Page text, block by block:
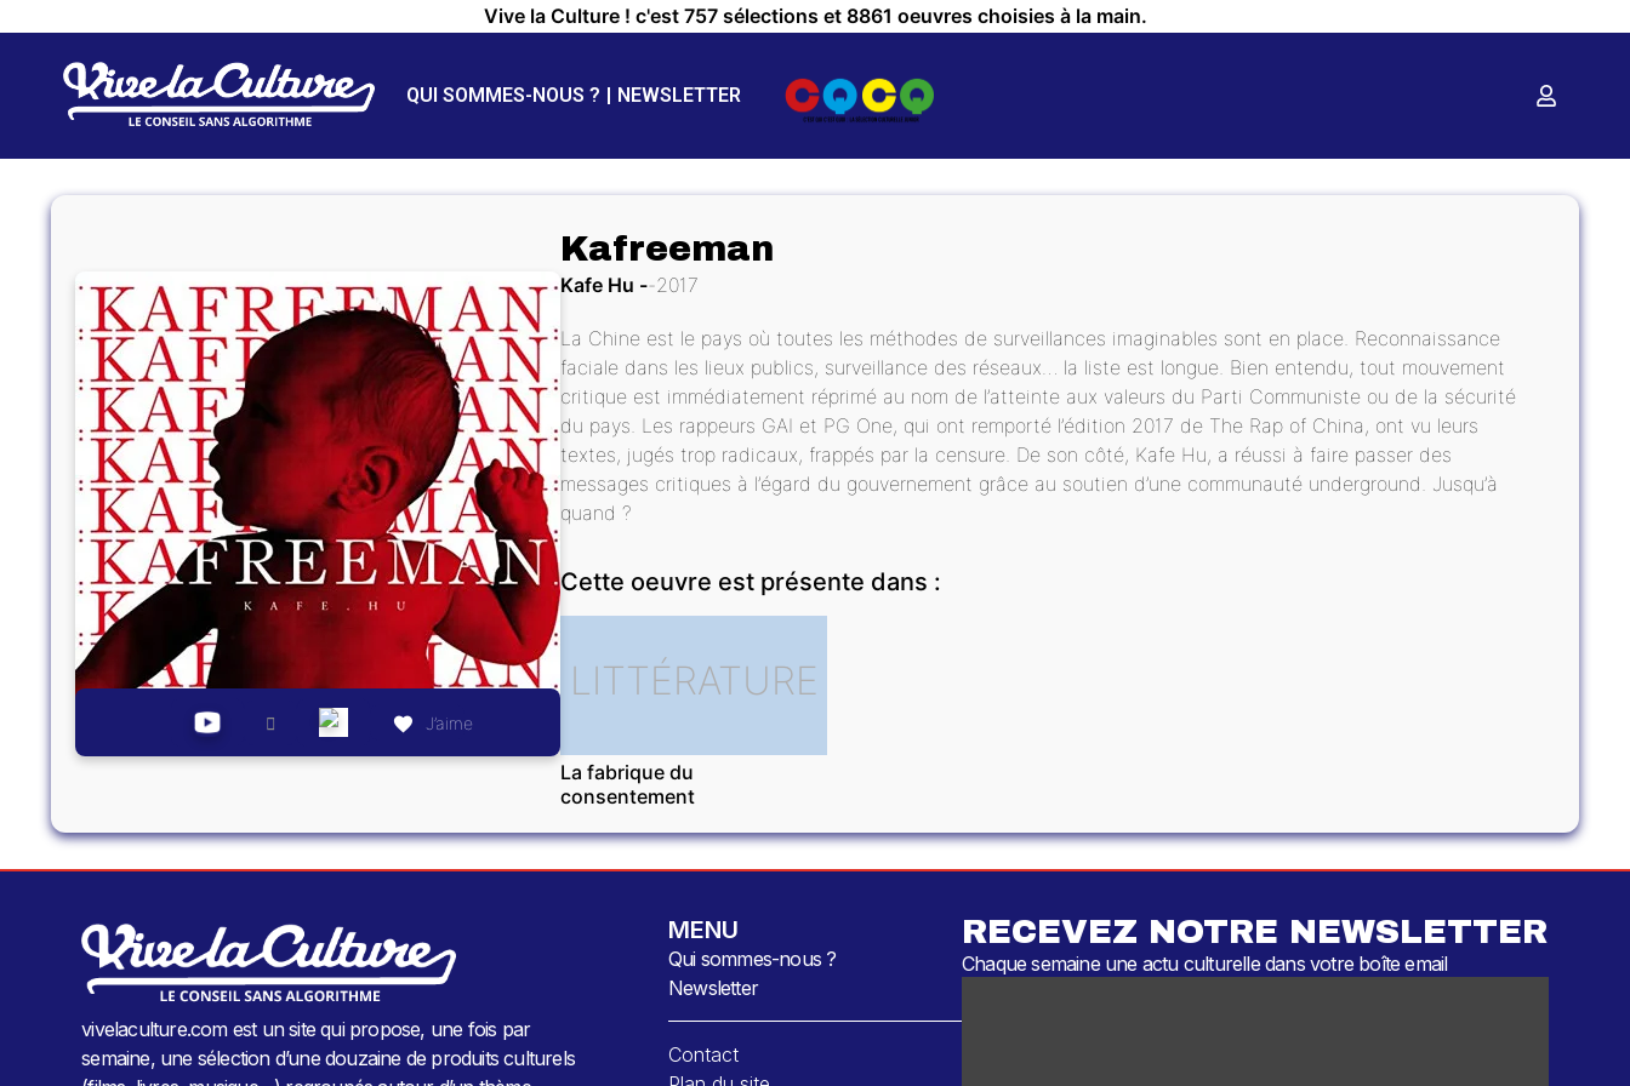
Vive la Culture ! c'est 757 sélections et 8861 oeuvres choisies à la main.
QUI SOMMES-NOUS ? NEWSLETTER
J’aime
Kafreeman
Kafe Hu 2017
La Chine est le pays où toutes les méthodes de surveillances imaginables sont en place. Reconnaissance
faciale dans les lieux publics, surveillance des réseaux… la liste est longue. Bien entendu, tout mouvement
critique est immédiatement réprimé au nom de l’atteinte aux valeurs du Parti Communiste ou de la sécurité
du pays. Les rappeurs GAI et PG One, qui ont remporté l’édition 2017 de The Rap of China, ont vu leurs
textes, jugés trop radicaux, frappés par la censure. De son côté, Kafe Hu, a réussi à faire passer des
messages critiques à l’égard du gouvernement grâce au soutien d’une communauté underground. Jusqu’à
quand ?
Cette oeuvre est présente dans :
LITTÉRATURE
La fabrique du
consentement
vivelaculture.com est un site qui propose, une fois par
semaine, une sélection d’une douzaine de produits culturels
MENU
Qui sommes-nous ?
Newsletter
Contact
RECEVEZ NOTRE NEWSLETTER
Chaque semaine une actu culturelle dans votre boîte email